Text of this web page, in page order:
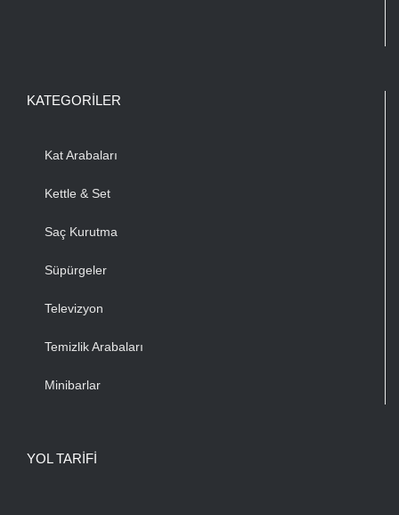
KATEGORILER
Kat Arabaları
Kettle & Set
Saç Kurutma
Süpürgeler
Televizyon
Temizlik Arabaları
Minibarlar
YOL TARIFI